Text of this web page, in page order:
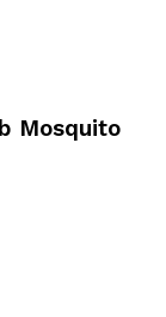
Mosquito